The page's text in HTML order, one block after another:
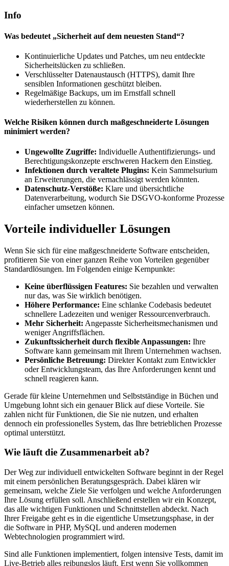
Info
Was bedeutet „Sicherheit auf dem neuesten Stand“?
Kontinuierliche Updates und Patches, um neu entdeckte
Sicherheitslücken zu schließen.
Verschlüsselter Datenaustausch (HTTPS), damit Ihre
sensiblen Informationen geschützt bleiben.
Regelmäßige Backups, um im Ernstfall schnell
wiederherstellen zu können.
Welche Risiken können durch maßgeschneiderte Lösungen
minimiert werden?
Ungewollte Zugriffe: Individuelle Authentifizierungs- und
Berechtigungskonzepte erschweren Hackern den Einstieg.
Infektionen durch veraltete Plugins: Kein Sammelsurium
an Erweiterungen, die vernachlässigt werden könnten.
Datenschutz-Verstöße: Klare und übersichtliche
Datenverarbeitung, wodurch Sie DSGVO-konforme Prozesse
einfacher umsetzen können.
Vorteile individueller Lösungen
Wenn Sie sich für eine maßgeschneiderte Software entscheiden,
profitieren Sie von einer ganzen Reihe von Vorteilen gegenüber
Standardlösungen. Im Folgenden einige Kernpunkte:
Keine überflüssigen Features: Sie bezahlen und verwalten
nur das, was Sie wirklich benötigen.
Höhere Performance: Eine schlanke Codebasis bedeutet
schnellere Ladezeiten und weniger Ressourcenverbrauch.
Mehr Sicherheit: Angepasste Sicherheitsmechanismen und
weniger Angriffsflächen.
Zukunftssicherheit durch flexible Anpassungen: Ihre
Software kann gemeinsam mit Ihrem Unternehmen wachsen.
Persönliche Betreuung: Direkter Kontakt zum Entwickler
oder Entwicklungsteam, das Ihre Anforderungen kennt und
schnell reagieren kann.
Gerade für kleine Unternehmen und Selbstständige in Büchen und
Umgebung lohnt sich ein genauer Blick auf diese Vorteile. Sie
zahlen nicht für Funktionen, die Sie nie nutzen, und erhalten
dennoch ein professionelles System, das Ihre betrieblichen Prozesse
optimal unterstützt.
Wie läuft die Zusammenarbeit ab?
Der Weg zur individuell entwickelten Software beginnt in der Regel
mit einem persönlichen Beratungsgespräch. Dabei klären wir
gemeinsam, welche Ziele Sie verfolgen und welche Anforderungen
Ihre Lösung erfüllen soll. Anschließend erstellen wir ein Konzept,
das alle wichtigen Funktionen und Schnittstellen abdeckt. Nach
Ihrer Freigabe geht es in die eigentliche Umsetzungsphase, in der
die Software in PHP, MySQL und anderen modernen
Webtechnologien programmiert wird.
Sind alle Funktionen implementiert, folgen intensive Tests, damit im
Live-Betrieb alles reibungslos läuft. Erst wenn Sie vollkommen